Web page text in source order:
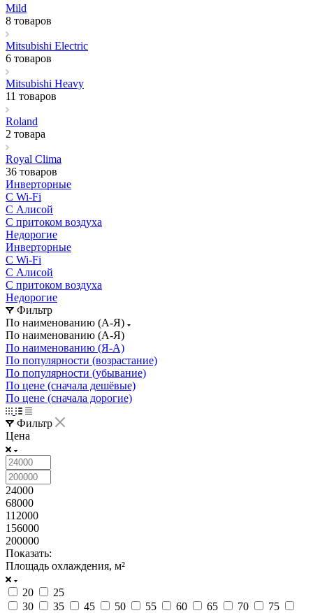
Mild
8 товаров
Mitsubishi Electric
6 товаров
Mitsubishi Heavy
11 товаров
Roland
2 товара
Royal Clima
36 товаров
Инверторные
С Wi-Fi
С Алисой
С притоком воздуха
Недорогие
Инверторные
С Wi-Fi
С Алисой
С притоком воздуха
Недорогие
Фильтр
По наименованию (А-Я)
По наименованию (А-Я)
По наименованию (Я-А)
По популярности (возрастание)
По популярности (убывание)
По цене (сначала дешёвые)
По цене (сначала дорогие)
Фильтр
Цена
24000
68000
112000
156000
200000
Показать:
Площадь охлаждения, м²
20
25
30
35 45 50 55 60 65 70
75